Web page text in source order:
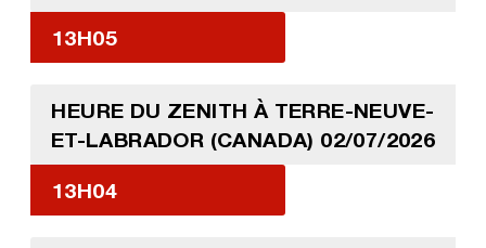
13H05
HEURE DU ZENITH À TERRE-NEUVE-
ET-LABRADOR (CANADA) 02/07/2026
13H04